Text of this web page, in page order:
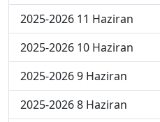
2025-2026 11 Haziran
2025-2026 10 Haziran
2025-2026 9 Haziran
2025-2026 8 Haziran